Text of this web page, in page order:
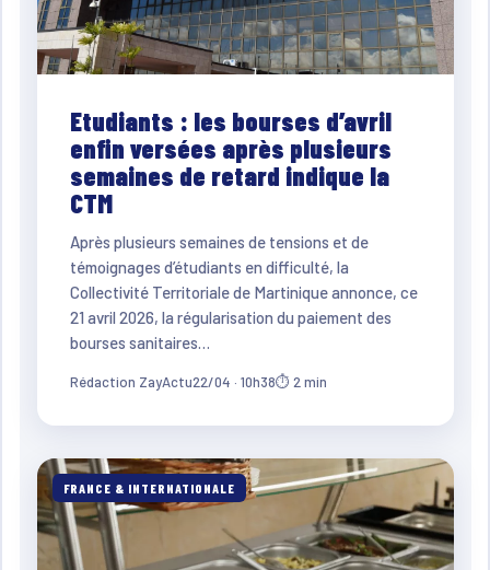
Etudiants : les bourses d’avril
enfin versées après plusieurs
semaines de retard indique la
CTM
Après plusieurs semaines de tensions et de
témoignages d’étudiants en difficulté, la
Collectivité Territoriale de Martinique annonce, ce
21 avril 2026, la régularisation du paiement des
bourses sanitaires…
Rédaction ZayActu22/04 · 10h38⏱ 2 min
FRANCE & INTERNATIONALE